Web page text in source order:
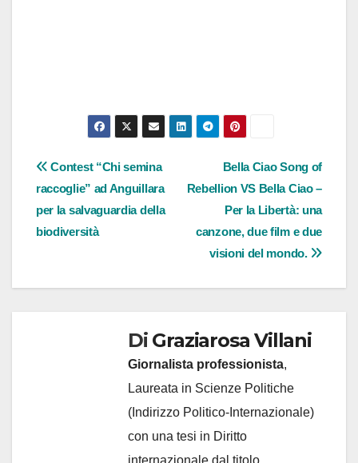
Navigazione
articoli
Bella Ciao Song of
Rebellion VS Bella Ciao –
Per la Libertà: una
canzone, due film e due
visioni del mondo.
Contest “Chi semina
raccoglie” ad Anguillara
per la salvaguardia della
biodiversità
Di Graziarosa Villani
Giornalista professionista,
Laureata in Scienze Politiche
(Indirizzo Politico-Internazionale)
con una tesi in Diritto